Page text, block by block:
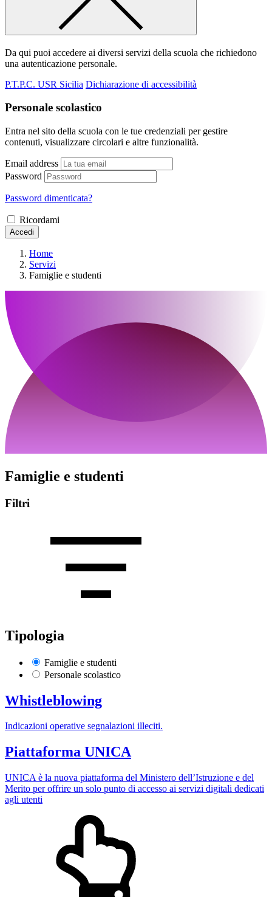
Da qui puoi accedere ai diversi servizi della scuola che richiedono
una autenticazione personale.
P.T.P.C. USR Sicilia Dichiarazione di accessibilità
Personale scolastico
Entra nel sito della scuola con le tue credenziali per gestire
contenuti, visualizzare circolari e altre funzionalità.
Email address
Password
Password dimenticata?
Ricordami
Accedi
Home
Servizi
Famiglie e studenti
Famiglie e studenti
Filtri
Tipologia
Famiglie e studenti
Personale scolastico
Whistleblowing
Indicazioni operative segnalazioni illeciti.
Piattaforma UNICA
UNICA è la nuova piattaforma del Ministero dell’Istruzione e del
Merito per offrire un solo punto di accesso ai servizi digitali dedicati
agli utenti